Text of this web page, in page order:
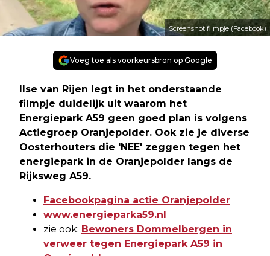
Screenshot filmpje (Facebook)
Voeg toe als voorkeursbron op Google
Ilse van Rijen legt in het onderstaande
filmpje duidelijk uit waarom het
Energiepark A59 geen goed plan is volgens
Actiegroep Oranjepolder. Ook zie je diverse
Oosterhouters die 'NEE' zeggen tegen het
energiepark in de Oranjepolder langs de
Rijksweg A59.
Facebookpagina actie Oranjepolder
www.energieparka59.nl
zie ook: Bewoners Dommelbergen in
verweer tegen Energiepark A59 in